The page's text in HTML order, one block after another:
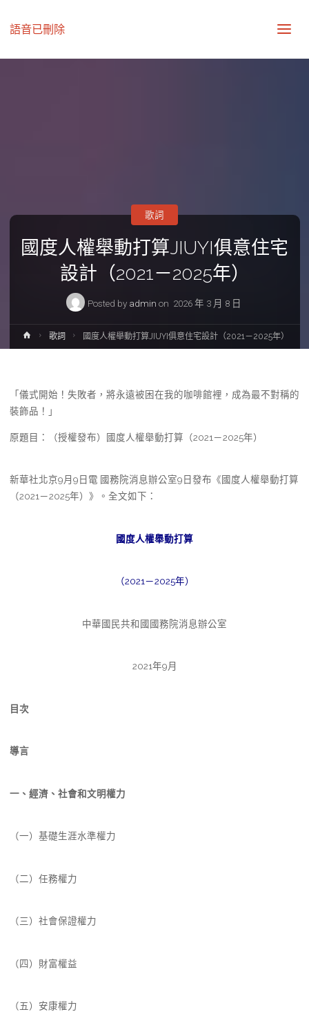
語音已刪除
國度人權舉動打算JIUYI俱意住宅
設計（2021－2025年）
Posted by admin on 2026 年 3 月 8 日
歌詞
Home歌詞 國度人權舉動打算JIUYI俱意住宅設計（2021－2025年）
「儀式開始！失敗者，將永遠被困在我的咖啡館裡，成為最不對稱的
裝飾品！」
原題目：（授權發布）國度人權舉動打算（2021－2025年）
新華社北京9月9日電 國務院消息辦公室9日發布《國度人權舉動打算
（2021－2025年）》。全文如下：
國度人權舉動打算
（2021－2025年）
中華國民共和國國務院消息辦公室
2021年9月
目次
導言
一、經濟、社會和文明權力
（一）基礎生涯水準權力
（二）任務權力
（三）社會保證權力
（四）財富權益
（五）安康權力